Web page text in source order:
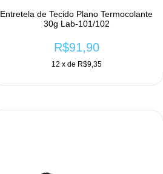
Entretela de Tecido Plano Termocolante
30g Lab-101/102
R$91,90
12 x de R$9,35